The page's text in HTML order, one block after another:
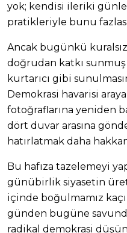
yok; kendisi ileriki
pratikleriyle bunu
Ancak bugünkü
doğrudan katkı
kurtarıcı gibi
Demokrasi havarisi
fotoğraflarına yeniden
dört duvar arasına
hatırlatmak daha
Bu hafıza tazelemeyi
günübirlik siyasetin
içinde boğulmamız
günden bugüne
radikal demokrasi